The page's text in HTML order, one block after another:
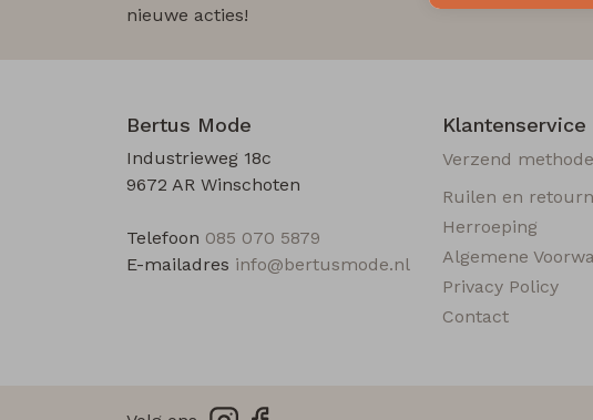
nieuwe acties!
Bertus Mode
Industrieweg 18c
9672 AR Winschoten
Telefoon 085 070 5879
E-mailadres info@bertusmode.nl
Klantenservice
Verzend
Ruilen en
Herroeping
Algemene
Privacy Policy
Contact